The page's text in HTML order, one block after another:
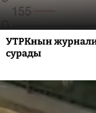
УТРКнын
сурады